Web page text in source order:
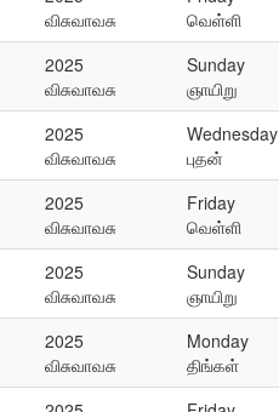
விசுவாவசு
வெள்ளி
2025
விசுவாவசு
Sunday
ஞாயிறு
2025
விசுவாவசு
Wednesday
புதன்
2025
விசுவாவசு
Friday
வெள்ளி
2025
விசுவாவசு
Sunday
ஞாயிறு
2025
விசுவாவசு
Monday
திங்கள்